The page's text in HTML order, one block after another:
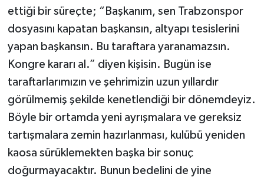
ettiği bir süreçte; “Başkanım, sen Trabzonspor
dosyasını kapatan başkansın, altyapı tesislerini
yapan başkansın. Bu taraftara yaranamazsın.
Kongre kararı al.” diyen kişisin. Bugün ise
taraftarlarımızın ve şehrimizin uzun yıllardır
görülmemiş şekilde kenetlendiği bir dönemdeyiz.
Böyle bir ortamda yeni ayrışmalara ve gereksiz
tartışmalara zemin hazırlanması, kulübü yeniden
kaosa sürüklemekten başka bir sonuç
doğurmayacaktır. Bunun bedelini de yine